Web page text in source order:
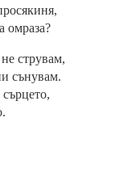
омраза?
струвам,
сънувам.